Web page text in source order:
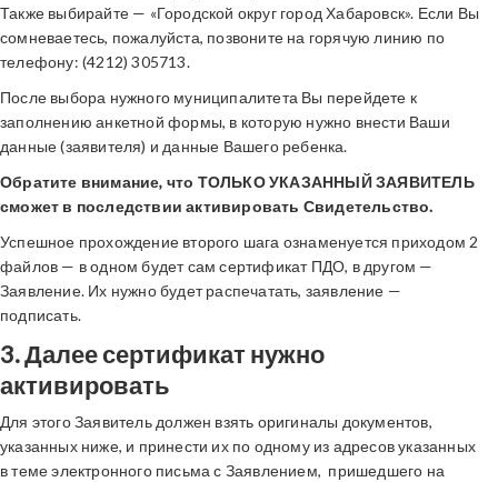
Также выбирайте — «Городской округ город Хабаровск». Если Вы
сомневаетесь, пожалуйста, позвоните на горячую линию по
телефону: (4212) 305713.
После выбора нужного муниципалитета Вы перейдете к
заполнению анкетной формы, в которую нужно внести Ваши
данные (заявителя) и данные Вашего ребенка.
Обратите внимание, что ТОЛЬКОУКАЗАННЫЙ ЗАЯВИТЕЛЬ
сможет в последствииактивировать Свидетельство.
Успешное прохождение второго шага ознаменуется приходом 2
файлов — в одном будет сам сертификат ПДО, в другом —
Заявление. Их нужно будет распечатать, заявление —
подписать.
3. Далее сертификат нужно
активировать
Для этого Заявитель должен взять оригиналы документов,
указанных ниже, и принести их по одному из адресов указанных
в теме электронного письма с Заявлением, пришедшего на